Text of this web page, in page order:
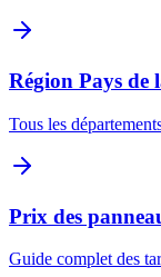
Région Pays de
Tous les
Prix des
Guide complet des